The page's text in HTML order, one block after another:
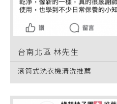
台南北區 林先生
滾筒式洗衣機清洗推薦